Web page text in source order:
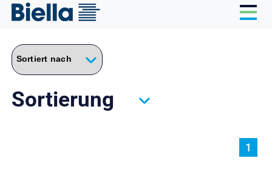
Sortierung
1
Cookie-Einstellungen